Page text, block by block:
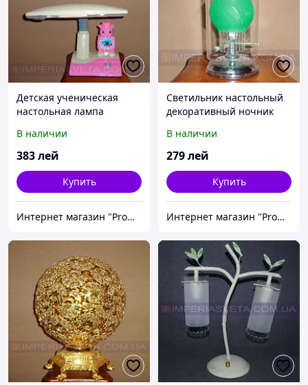
Детская ученическая
настольная лампа
часами MMD-341260
В наличии
383лей
Купить
Интернет магазин "Promtovari"
Светильник настольный
декоративный ночник
сенсорным включением
MMD-324643
В наличии
279лей
Купить
Интернет магазин "Promtovari"